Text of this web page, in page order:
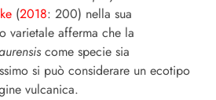
(2018: 200) nella sua
varietale afferma che la
come specie sia
si può considerare un ecotipo
vulcanica.